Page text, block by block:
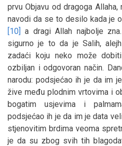
prvu Objavu od dragoga
navodi da se to desilo kada je
[10] a dragi Allah najbolje
sigurno je to da je Salih,
zadaći koju neko može
ozbiljan i odgovoran način.
narodu: podsjećao ih je da im
žive među plodnim vrtovima i
bogatim usjevima i
podsjećao ih je da im je data
stjenovitim brdima veoma
je da su zbog svih tih